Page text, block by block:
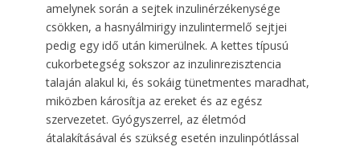
amelynek során a sejtek inzulinérzékenysége
csökken, a hasnyálmirigy inzulintermelő sejtjei
pedig egy idő után kimerülnek. A kettes típusú
cukorbetegség sokszor az inzulinrezisztencia
talaján alakul ki, és sokáig tünetmentes maradhat,
miközben károsítja az ereket és az egész
szervezetet. Gyógyszerrel, az életmód
átalakításával és szükség esetén inzulinpótlással